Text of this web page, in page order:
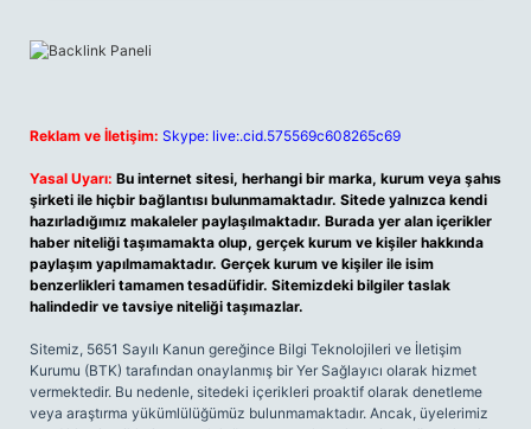
Reklam ve İletişim: Skype: live:.cid.575569c608265c69
Yasal Uyarı: Bu internet sitesi, herhangi bir marka, kurum veya şahıs
şirketi ile hiçbir bağlantısı bulunmamaktadır. Sitede yalnızca kendi
hazırladığımız makaleler paylaşılmaktadır. Burada yer alan içerikler
haber niteliği taşımamakta olup, gerçek kurum ve kişiler hakkında
paylaşım yapılmamaktadır. Gerçek kurum ve kişiler ile isim
benzerlikleri tamamen tesadüfidir. Sitemizdeki bilgiler taslak
halindedir ve tavsiye niteliği taşımazlar.
Sitemiz, 5651 Sayılı Kanun gereğince Bilgi Teknolojileri ve İletişim
Kurumu (BTK) tarafından onaylanmış bir Yer Sağlayıcı olarak hizmet
vermektedir. Bu nedenle, sitedeki içerikleri proaktif olarak denetleme
veya araştırma yükümlülüğümüz bulunmamaktadır. Ancak, üyelerimiz